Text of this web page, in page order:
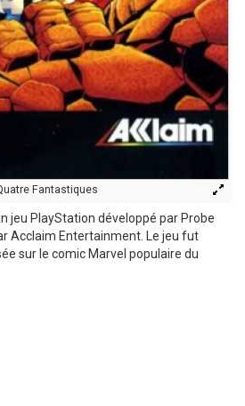
Fantastiques
jeu PlayStation développé par Probe
Acclaim Entertainment. Le jeu fut
sur le comic Marvel populaire du